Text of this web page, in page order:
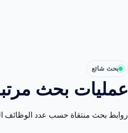
بحث شائع
عمليات بحث
روابط بحث منتقاة حسب عدد الوظائف